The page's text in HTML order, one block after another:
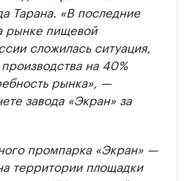
Тарана. «В последние
рынке пищевой
сложилась ситуация,
на 40%
рынка», —
завода «Экран» за
промпарка «Экран» —
территории площадки